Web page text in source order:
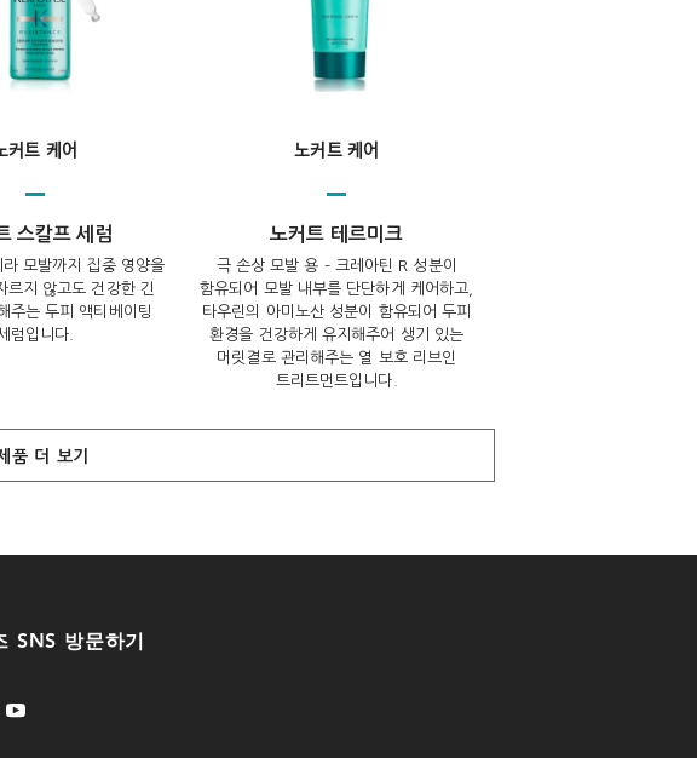
케어
스칼프 세럼
모발까지 집중 영양을
르지 않고도 건강한 긴
주는 두피 액티베이팅
럼입니다.
노커트 케어
노커트 테르미크
극 손상 모발 용 – 크레아틴 R 성분이
함유되어 모발 내부를 단단하게 케어하고,
타우린의 아미노산 성분이 함유되어 두피
환경을 건강하게 유지해주어 생기 있는
머릿결로 관리해주는 열 보호 리브인
트리트먼트입니다.
품 더 보기
SNS 방문하기